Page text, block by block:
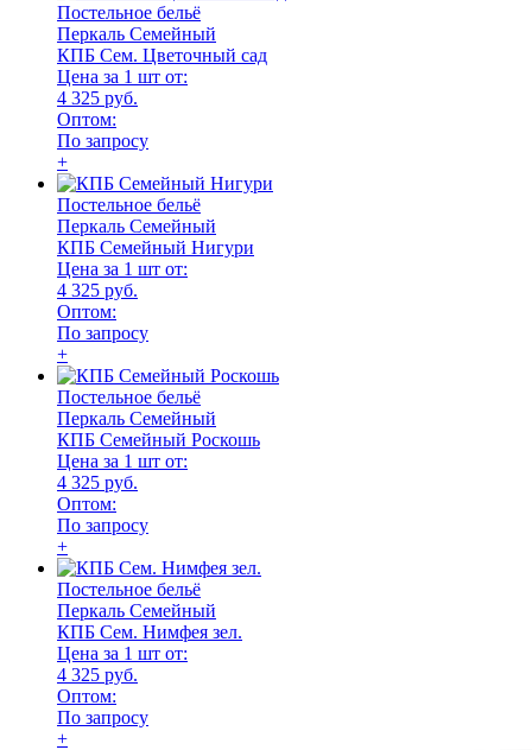
Постельное бельё
Перкаль Семейный
КПБ Сем. Цветочный сад
Цена за 1 шт от:
4 325 руб.
Оптом:
По запросу
+
Постельное бельё
Перкаль Семейный
КПБ Семейный Нигури
Цена за 1 шт от:
4 325 руб.
Оптом:
По запросу
+
Постельное бельё
Перкаль Семейный
КПБ Семейный Роскошь
Цена за 1 шт от:
4 325 руб.
Оптом:
По запросу
+
Постельное бельё
Перкаль Семейный
КПБ Сем. Нимфея зел.
Цена за 1 шт от:
4 325 руб.
Оптом:
По запросу
+